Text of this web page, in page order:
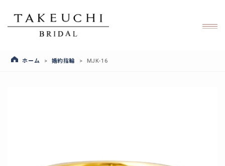
ホーム > 婚約指輪 > MJK-16